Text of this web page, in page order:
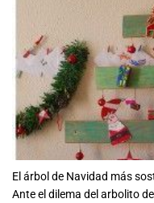
El árbol de Navidad más
Ante el dilema del arbolito